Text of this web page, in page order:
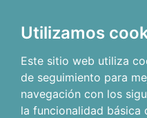
Utilizamos
Este sitio web utiliza
de seguimiento para
navegación con los
la funcionalidad básica